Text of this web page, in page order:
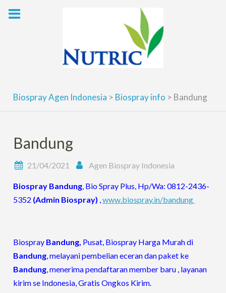
Biospray Agen Indonesia > Biospray info > Bandung
Bandung
21/04/2021 Agen Biospray Indonesia
Biospray Bandung, Bio Spray Plus, Hp/Wa: 0812-2436-
5352 (Admin Biospray) ,www.biospray.in/bandung
Biospray Bandung, Pusat, Biospray Harga Murah di
Bandung, melayani pembelian eceran dan paket ke
Bandung, menerima pendaftaran member baru , layanan
kirim se Indonesia, Gratis Ongkos Kirim.